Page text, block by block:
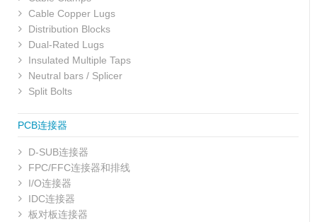
Cable Copper Lugs
Distribution Blocks
Dual-Rated Lugs
Insulated Multiple Taps
Neutral bars / Splicer
Split Bolts
PCB连接器
D-SUB连接器
FPC/FFC连接器和排线
I/O连接器
IDC连接器
板对板连接器